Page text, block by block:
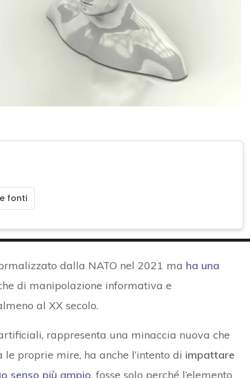
fonti
dalla NATO nel 2021 ma ha una
di manipolazione informativa e
al XX secolo.
rappresenta una minaccia nuova che
proprie mire, ha anche l’intento di impattare
senso più ampio, fosse solo perché l’elemento
B
Big Data
reale e gli approfondimenti Cybersecurity nazionale